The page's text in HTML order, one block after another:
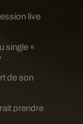
live
single «
de son
prendre